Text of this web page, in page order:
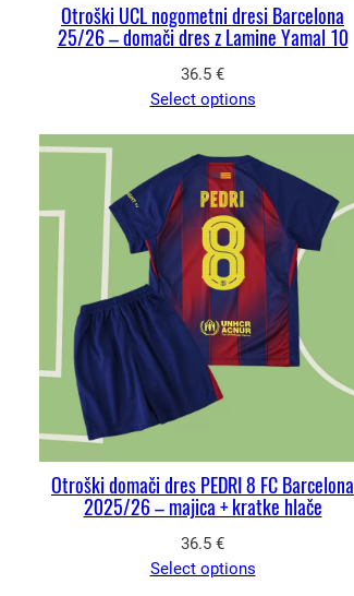
Otroški UCL nogometni dresi Barcelona
25/26 – domači dres z Lamine Yamal 10
36.5 €
Select options
Otroški domači dres PEDRI 8 FC Barcelona
2025/26 – majica + kratke hlače
36.5 €
Select options